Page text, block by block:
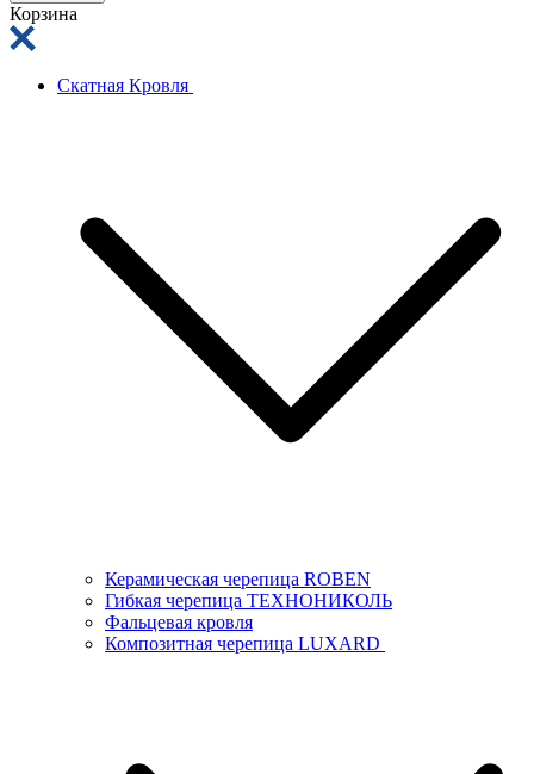
Корзина
Скатная Кровля
Керамическая черепица ROBEN
Гибкая черепица ТЕХНОНИКОЛЬ
Фальцевая кровля
Композитная черепица LUXARD